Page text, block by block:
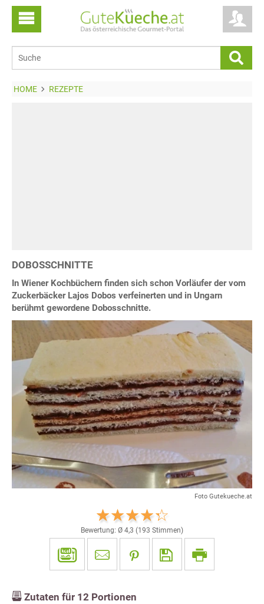
HOME REZEPTE
DOBOSSCHNITTE
In Wiener Kochbüchern finden sich schon Vorläufer der vom
Zuckerbäcker Lajos Dobos verfeinerten und in Ungarn
berühmt gewordene Dobosschnitte.
Foto Gutekueche.at
Bewertung: Ø 4,3 (193 Stimmen)
Zutaten für 12 Portionen